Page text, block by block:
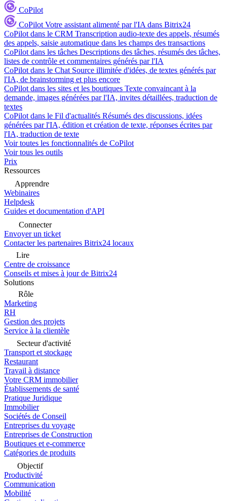
CoPilot
CoPilot Votre assistant alimenté par l'IA dans Bitrix24
CoPilot dans le CRM Transcription audio-texte des appels, résumés
des appels, saisie automatique dans les champs des transactions
CoPilot dans les tâches Descriptions des tâches, résumés des tâches,
listes de contrôle et commentaires générés par l'IA
CoPilot dans le Chat Source illimitée d'idées, de textes générés par
l'IA, de brainstorming et plus encore
CoPilot dans les sites et les boutiques Texte convaincant à la
demande, images générées par l'IA, invites détaillées, traduction de
textes
CoPilot dans le Fil d'actualités Résumés des discussions, idées
générées par l'IA, édition et création de texte, réponses écrites par
l'IA, traduction de texte
Voir toutes les fonctionnalités de CoPilot
Voir tous les outils
Prix
Ressources
Apprendre
Webinaires
Helpdesk
Guides et documentation d'API
Connecter
Envoyer un ticket
Contacter les partenaires Bitrix24 locaux
Lire
Centre de croissance
Conseils et mises à jour de Bitrix24
Solutions
Rôle
Marketing
RH
Gestion des projets
Service à la clientèle
Secteur d'activité
Transport et stockage
Restaurant
Travail à distance
Votre CRM immobilier
Établissements de santé
Pratique Juridique
Immobilier
Sociétés de Conseil
Entreprises du voyage
Entreprises de Construction
Boutiques et e-commerce
Catégories de produits
Objectif
Productivité
Communication
Mobilité